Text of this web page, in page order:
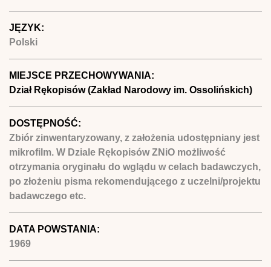
JĘZYK:
Polski
MIEJSCE PRZECHOWYWANIA:
Dział Rękopisów (Zakład Narodowy im. Ossolińskich)
DOSTĘPNOŚĆ:
Zbiór zinwentaryzowany, z założenia udostępniany jest
mikrofilm. W Dziale Rękopisów ZNiO możliwość
otrzymania oryginału do wglądu w celach badawczych,
po złożeniu pisma rekomendującego z uczelni/projektu
badawczego etc.
DATA POWSTANIA:
1969